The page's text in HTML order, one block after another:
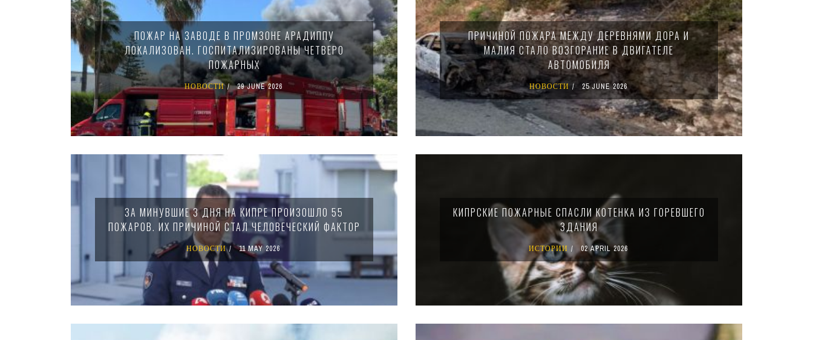
ПОЖАР НА ЗАВОДЕ В ПРОМЗОНЕ АРАДИППУ
ЛОКАЛИЗОВАН. ГОСПИТАЛИЗИРОВАНЫ ЧЕТВЕРО
ПОЖАРНЫХ
НОВОСТИ 29 JUNE 2026
ПРИЧИНОЙ ПОЖАРА МЕЖДУ ДЕРЕВНЯМИ ДОРА И
МАЛИЯ СТАЛО ВОЗГОРАНИЕ В ДВИГАТЕЛЕ
АВТОМОБИЛЯ
НОВОСТИ 25 JUNE 2026
ЗА МИНУВШИЕ 3 ДНЯ НА КИПРЕ ПРОИЗОШЛО 55
ПОЖАРОВ. ИХ ПРИЧИНОЙ СТАЛ ЧЕЛОВЕЧЕСКИЙ ФАКТОР
НОВОСТИ 11 MAY 2026
КИПРСКИЕ ПОЖАРНЫЕ СПАСЛИ КОТЕНКА ИЗ ГОРЕВШЕГО
ЗДАНИЯ
ИСТОРИИ 02 APRIL 2026